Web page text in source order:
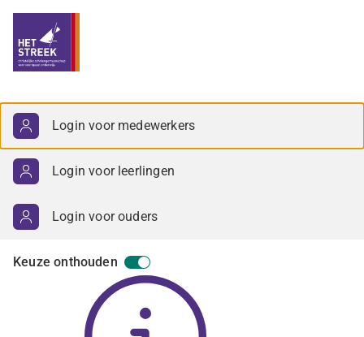
Selecteer inlogmethode
Login voor medewerkers
Login voor leerlingen
Login voor ouders
Keuze onthouden